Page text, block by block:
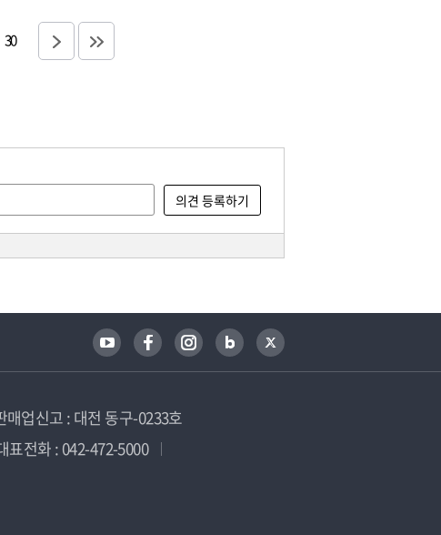
30
매업신고 : 대전 동구-0233호
표전화 : 042-472-5000